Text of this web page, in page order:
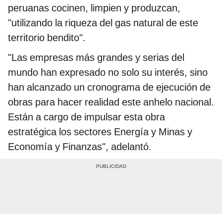
peruanas cocinen, limpien y produzcan,
"utilizando la riqueza del gas natural de este
territorio bendito".
"Las empresas más grandes y serias del
mundo han expresado no solo su interés, sino
han alcanzado un cronograma de ejecución de
obras para hacer realidad este anhelo nacional.
Están a cargo de impulsar esta obra
estratégica los sectores Energía y Minas y
Economía y Finanzas", adelantó.